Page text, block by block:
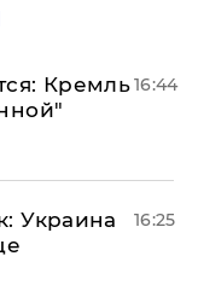
Кремль16:44
Украина
16:25